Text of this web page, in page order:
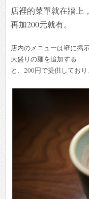
店裡的菜單就在牆上
再加200元就有。
店内のメニューは壁に掲
大盛りの麺を追加する
と、200円で提供しており